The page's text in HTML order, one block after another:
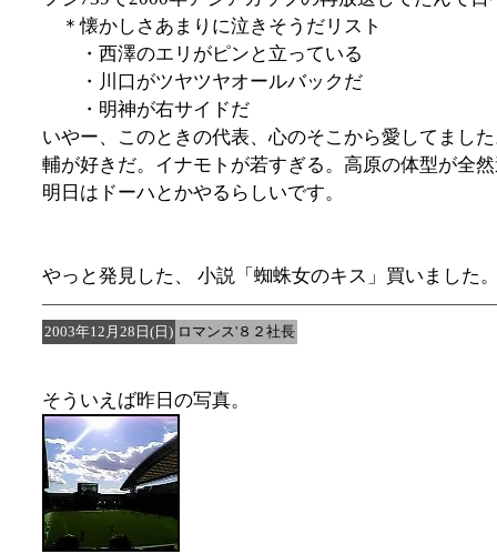
＊懐かしさあまりに泣きそうだリスト
・西澤のエリがピンと立っている
・川口がツヤツヤオールバックだ
・明神が右サイドだ
いやー、このときの代表、心のそこから愛してまし
輔が好きだ。イナモトが若すぎる。高原の体型が全
明日はドーハとかやるらしいです。
やっと発見した、 小説「蜘蛛女のキス」買いました
2003年12月28日(日) ロマンス'８２社長
そういえば昨日の写真。